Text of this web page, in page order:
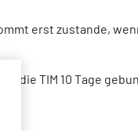
erst zustande,
die TIM 10 Tage